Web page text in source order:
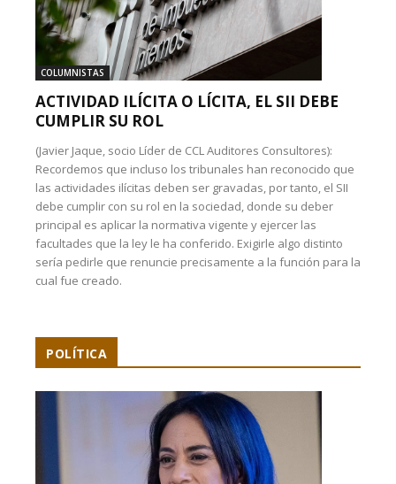
COLUMNISTAS
ACTIVIDAD ILÍCITA O LÍCITA, EL SII DEBE
CUMPLIR SU ROL
(Javier Jaque, socio Líder de CCL Auditores Consultores):
Recordemos que incluso los tribunales han reconocido que
las actividades ilícitas deben ser gravadas, por tanto, el SII
debe cumplir con su rol en la sociedad, donde su deber
principal es aplicar la normativa vigente y ejercer las
facultades que la ley le ha conferido. Exigirle algo distinto
sería pedirle que renuncie precisamente a la función para la
cual fue creado.
POLÍTICA